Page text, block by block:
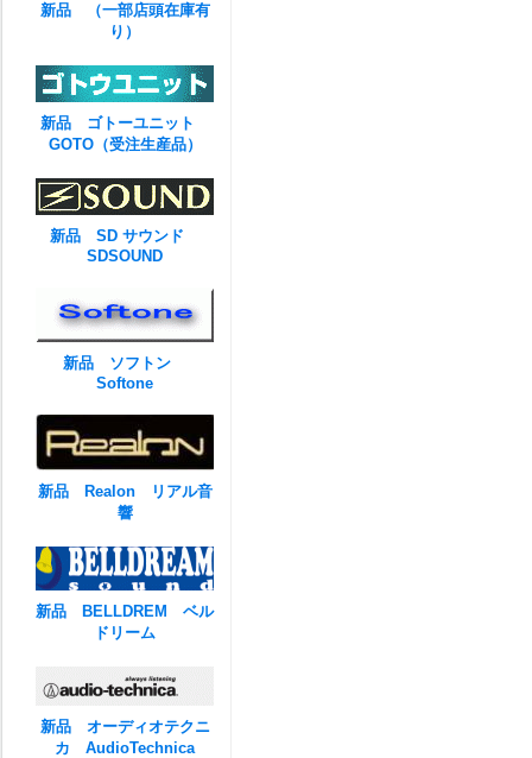
新品 （一部店頭在庫有
り）
新品 ゴトーユニット
GOTO（受注生産品）
新品 SD サウンド
SDSOUND
新品 ソフトン
Softone
新品 Realon リアル音
響
新品 BELLDREM ベル
ドリーム
新品 オーディオテクニ
カ AudioTechnica